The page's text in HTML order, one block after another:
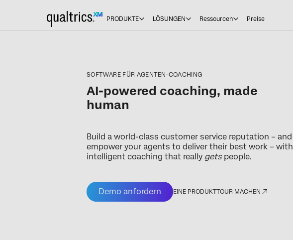
PRODUKTE LÖSUNGEN Ressourcen Preise
SOFTWARE FÜR AGENTEN-COACHING
AI-powered coaching, made
human
Build a world-class customer service reputation – and
empower your agents to deliver their best work – with
intelligent coaching that really getspeople.
Demo anfordern EINE PRODUKTTOUR MACHEN